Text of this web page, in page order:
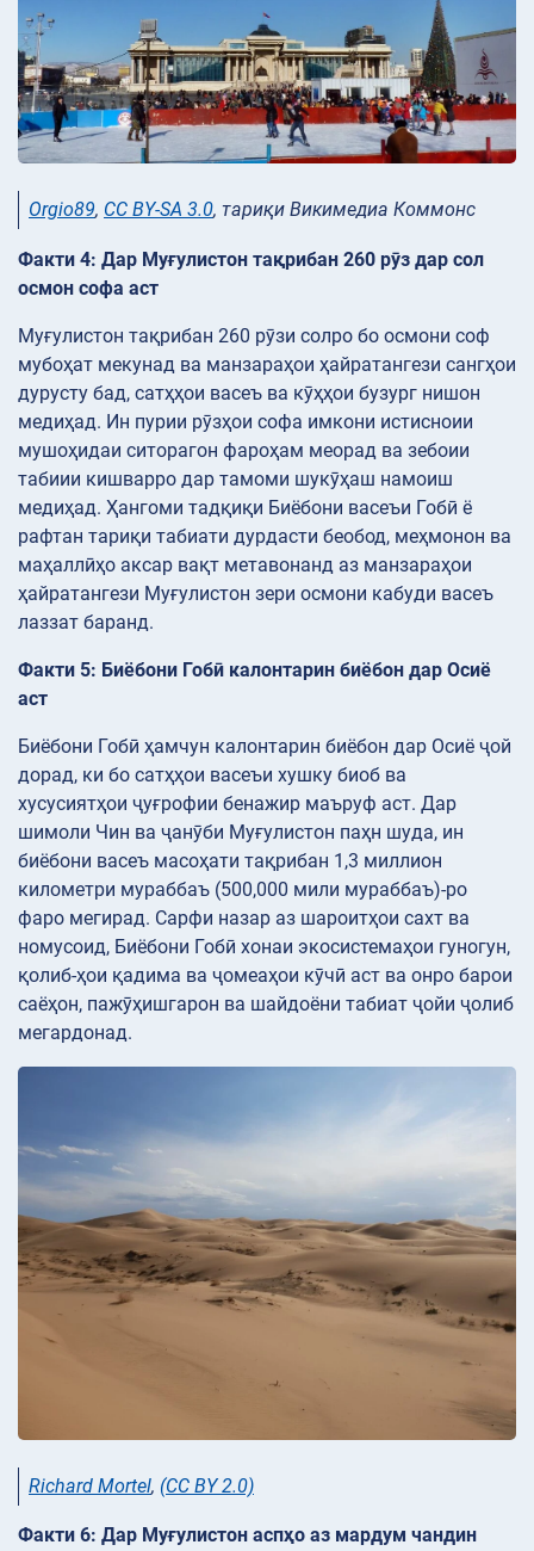
Orgio89, CC BY-SA 3.0, тариқи Викимедиа Коммонс
Факти 4: Дар Муғулистон тақрибан 260 рӯз дар сол
осмон софа аст
Муғулистон тақрибан 260 рӯзи солро бо осмони соф
мубоҳат мекунад ва манзараҳои ҳайратангези сангҳои
дурусту бад, сатҳҳои васеъ ва кӯҳҳои бузург нишон
медиҳад. Ин пурии рӯзҳои софа имкони истисноии
мушоҳидаи ситорагон фароҳам меорад ва зебоии
табиии кишварро дар тамоми шукӯҳаш намоиш
медиҳад. Ҳангоми тадқиқи Биёбони васеъи Гобӣ ё
рафтан тариқи табиати дурдасти беобод, меҳмонон ва
маҳаллӣҳо аксар вақт метавонанд аз манзараҳои
ҳайратангези Муғулистон зери осмони кабуди васеъ
лаззат баранд.
Факти 5: Биёбони Гобӣ калонтарин биёбон дар Осиё
аст
Биёбони Гобӣ ҳамчун калонтарин биёбон дар Осиё ҷой
дорад, ки бо сатҳҳои васеъи хушку биоб ва
хусусиятҳои ҷуғрофии бенажир маъруф аст. Дар
шимоли Чин ва ҷанӯби Муғулистон паҳн шуда, ин
биёбони васеъ масоҳати тақрибан 1,3 миллион
километри мураббаъ (500,000 мили мураббаъ)-ро
фаро мегирад. Сарфи назар аз шароитҳои сахт ва
номусоид, Биёбони Гобӣ хонаи экосистемаҳои гуногун,
қолиб-ҳои қадима ва ҷомеаҳои кӯчӣ аст ва онро барои
саёҳон, пажӯҳишгарон ва шайдоёни табиат ҷойи ҷолиб
мегардонад.
Richard Mortel, (CC BY 2.0)
Факти 6: Дар Муғулистон аспҳо аз мардум чандин